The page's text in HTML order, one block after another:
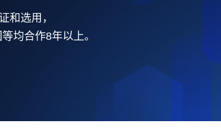
和选用，
均合作8年以上。